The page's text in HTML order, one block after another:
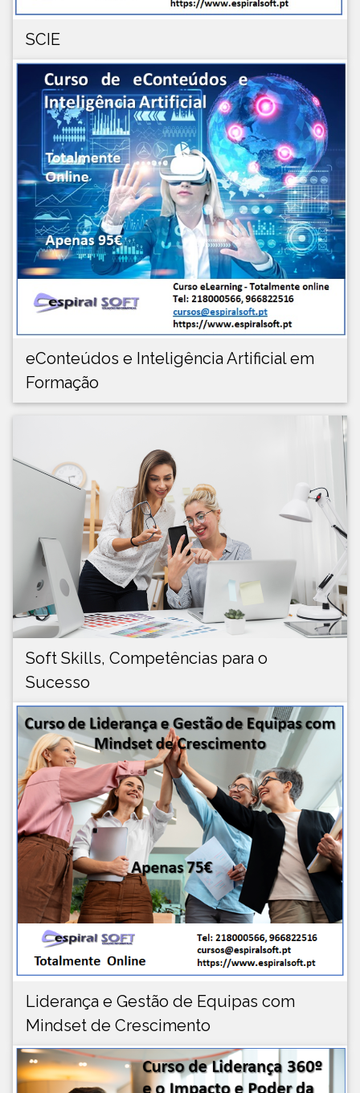
SCIE
eConteúdos e Inteligência Artificial em
Formação
Soft Skills, Competências para o
Sucesso
Liderança e Gestão de Equipas com
Mindset de Crescimento